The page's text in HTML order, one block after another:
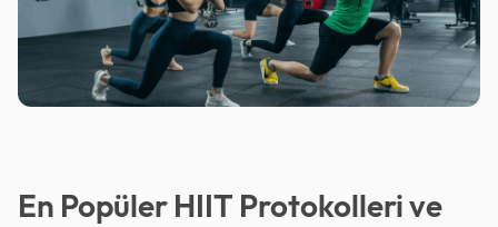
En Popüler HIIT Protokolleri ve